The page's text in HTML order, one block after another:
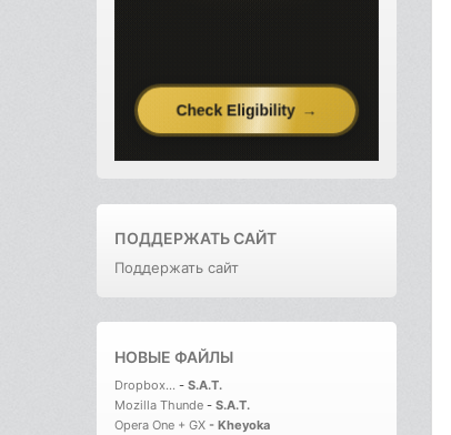
ПОДДЕРЖАТЬ САЙТ
Поддержать сайт
НОВЫЕ ФАЙЛЫ
Dropbox... - S.A.T.
Mozilla Thunde - S.A.T.
Opera One + GX - Kheyoka